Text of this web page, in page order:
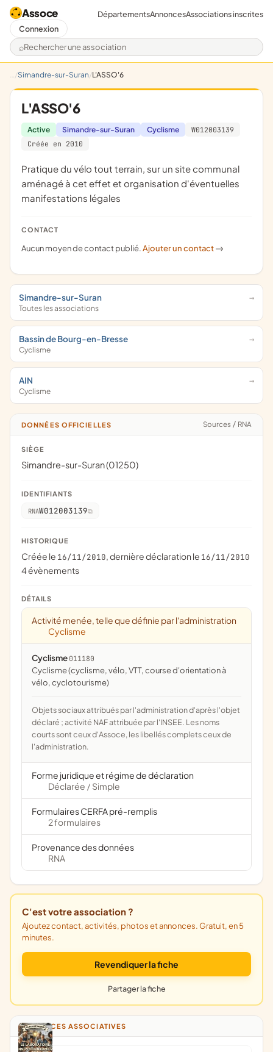
Assoce
Rechercher une association
DépartementsAnnoncesAssociations inscrites
Connexion
Simandre-sur-Suran L'ASSO'6
L'ASSO'6
Active Simandre-sur-Suran Cyclisme
W012003139
Créée en 2010
pratique du vélo tout terrain, sur un site communal
aménagé à cet effet et organisation d'éventuelles
manifestations légales
CONTACT
Aucun moyen de contact publié.Ajouter un contact ->
Simandre-sur-Suran
Toutes les associations
Bassin de Bourg-en-Bresse
Cyclisme
AIN
Cyclisme
DONNÉES OFFICIELLES Sources / RNA
SIÈGE
Simandre-sur-Suran (01250)
IDENTIFIANTS
RNAW012003139
HISTORIQUE
Créée le 16/11/2010, dernière déclaration le 16/11/2010
4 évènements
DÉTAILS
Activité menée, telle que définie par l'administration
Cyclisme
Cyclisme 011180
Cyclisme (cyclisme, vélo, VTT, course d'orientation à
vélo, cyclotourisme)
Objets sociaux attribués par l'administration d'après l'objet
déclaré ; activité NAF attribuée par l'INSEE. Les noms
courts sont ceux d'Assoce, les libellés complets ceux de
l'administration.
Forme juridique et régime de déclaration
Déclarée / Simple
Formulaires CERFA pré-remplis
2 formulaires
Provenance des données
RNA
C'est votre association ?
Ajoutez contact, activités, photos et annonces. Gratuit, en 5
minutes.
Revendiquer la fiche
Partager la fiche
ANNONCES ASSOCIATIVES